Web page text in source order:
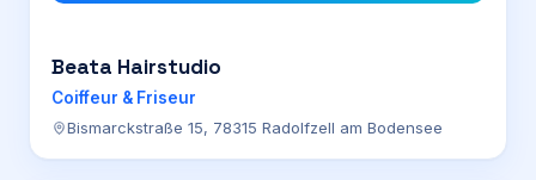
Beata Hairstudio
Coiffeur & Friseur
Bismarckstraße 15, 78315 Radolfzell am Bodensee